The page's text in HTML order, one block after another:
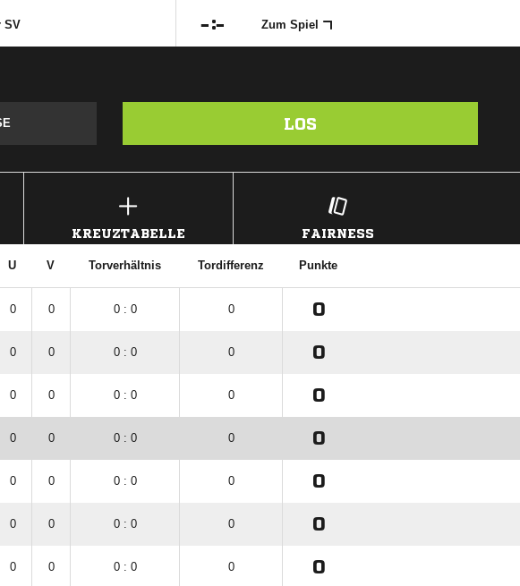
SV : Zum Spiel
LOS
KREUZTABELLE FAIRNESS
U V Torverhältnis Tordifferenz Punkte
0 0 0 : 0 0 0
0 0 0 : 0 0 0
0 0 0 : 0 0 0
0 0 0 : 0 0 0
0 0 0 : 0 0 0
0 0 0 : 0 0 0
0 0 0 : 0 0 0